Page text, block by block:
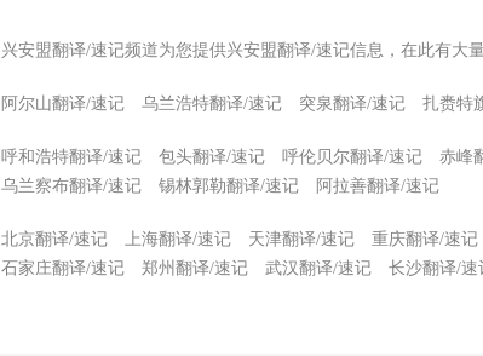
兴安盟翻译/速记频道为您提供兴安盟翻译/速记信息，在此有大
阿尔山翻译/速记 乌兰浩特翻译/速记 突泉翻译/速记 扎赉特
呼和浩特翻译/速记 包头翻译/速记 呼伦贝尔翻译/速记 赤峰
乌兰察布翻译/速记
锡林郭勒翻译/速记 阿拉善翻译/速记
北京翻译/速记 上海翻译/速记 天津翻译/速记 重庆翻译/速记
石家庄翻译/速记
郑州翻译/速记 武汉翻译/速记 长沙翻译/速